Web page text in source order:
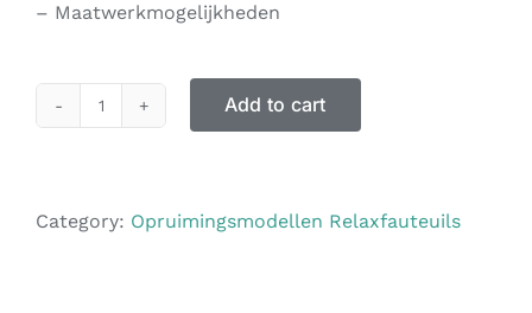
– Maatwerkmogelijkheden
Add to cart
Category: Opruimingsmodellen Relaxfauteuils